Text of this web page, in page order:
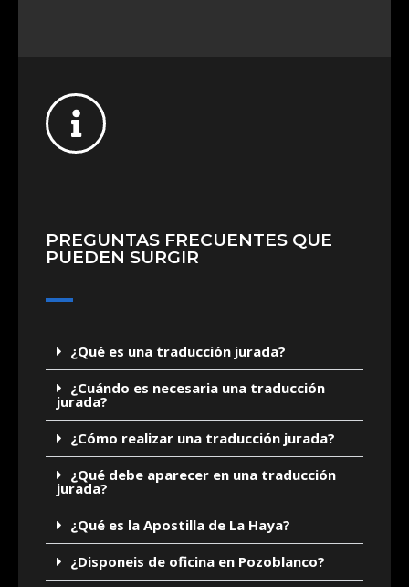
PREGUNTAS FRECUENTES QUE
PUEDEN SURGIR
¿Qué es una traducción jurada?
¿Cuándo es necesaria una traducción
jurada?
¿Cómo realizar una traducción jurada?
¿Qué debe aparecer en una traducción
jurada?
¿Qué es la Apostilla de La Haya?
¿Disponeis de oficina en Pozoblanco?